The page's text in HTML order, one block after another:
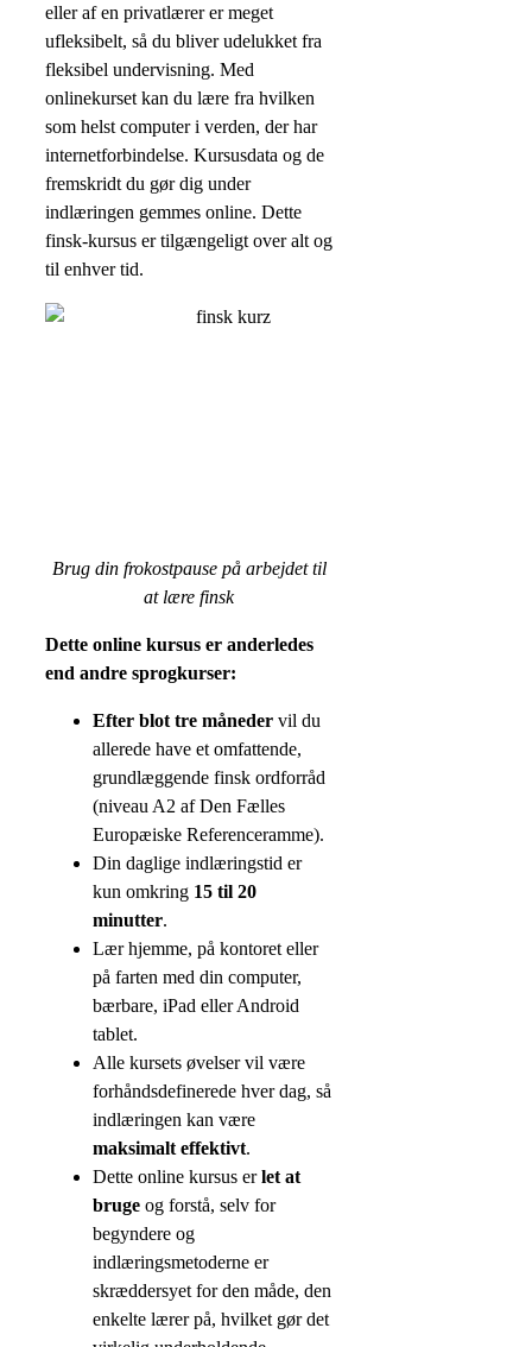
eller af en privatlærer er meget
ufleksibelt, så du bliver udelukket fra
fleksibel undervisning. Med
onlinekurset kan du lære fra hvilken
som helst computer i verden, der har
internetforbindelse. Kursusdata og de
fremskridt du gør dig under
indlæringen gemmes online. Dette
finsk-kursus er tilgængeligt over alt og
til enhver tid.
Brug din frokostpause på arbejdet til
at lære finsk
Dette online kursus er anderledes
end andre sprogkurser:
Efter blot tre måneder vil du
allerede have et omfattende,
grundlæggende finsk ordforråd
(niveau A2 af Den Fælles
Europæiske Referenceramme).
Din daglige indlæringstid er
kun omkring 15 til 20
minutter.
Lær hjemme, på kontoret eller
på farten med din computer,
bærbare, iPad eller Android
tablet.
Alle kursets øvelser vil være
forhåndsdefinerede hver dag, så
indlæringen kan være
maksimalt effektivt.
Dette online kursus erlet at
bruge og forstå, selv for
begyndere og
indlæringsmetoderne er
skræddersyet for den måde, den
enkelte lærer på, hvilket gør det